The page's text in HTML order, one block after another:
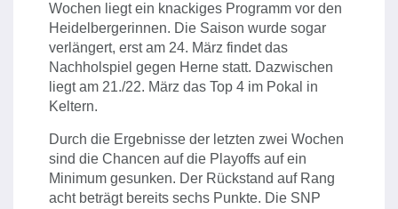
Wochen liegt ein knackiges Programm vor den
Heidelbergerinnen. Die Saison wurde sogar
verlängert, erst am 24. März findet das
Nachholspiel gegen Herne statt. Dazwischen
liegt am 21./22. März das Top 4 im Pokal in
Keltern.
Durch die Ergebnisse der letzten zwei Wochen
sind die Chancen auf die Playoffs auf ein
Minimum gesunken. Der Rückstand auf Rang
acht beträgt bereits sechs Punkte. Die SNP